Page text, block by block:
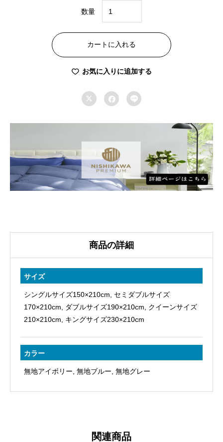
数量
川
プ
レ
ミ
ム
合
ふ
と
100％
サ
テ
ン
日
本
製
カートに入れる
お気に入りに追加する
  
商品の詳細
サイズ
シングルサイズ150×210cm, セミダブルサイズ
170×210cm, ダブルサイズ190×210cm, クイーンサイズ
210×210cm, キングサイズ230×210cm
カラー
無地アイボリー, 無地ブルー, 無地グレー
関連商品